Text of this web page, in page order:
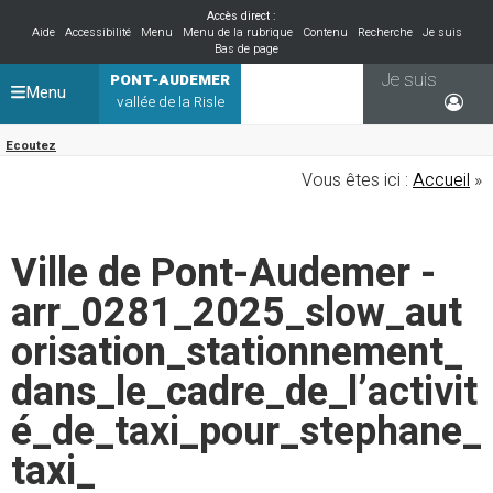
Accès direct :
Aide
Accessibilité Menu Menu de la rubrique Contenu Recherche
Je suis
Bas de page
PONT-AUDEMER
vallée de la Risle
Ecoutez
Je suis
Menu
Vous êtes ici : Accueil »
Ville de Pont-Audemer -
arr_0281_2025_slow_aut
orisation_stationnement_
dans_le_cadre_de_l’activit
é_de_taxi_pour_stephane_
taxi_